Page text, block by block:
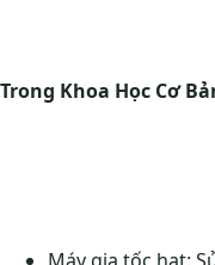
Trong Khoa Học Cơ